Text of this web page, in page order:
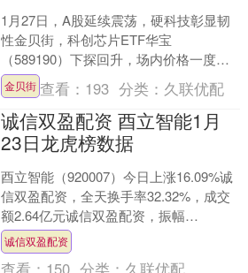
1月27日，A股延续震荡，硬科技彰显韧
性金贝街，科创芯片ETF华宝
（589190）下探回升，场内价格一度涨
近2%，现涨1.71%，东芯股份20CM涨
停，芯源微涨....
金贝街 查看： 193 分类： 久联优配
诚信双盈配资 酉立智能1月
23日龙虎榜数据
酉立智能（920007）今日上涨16.09%诚
信双盈配资，全天换手率32.32%，成交
额2.64亿元诚信双盈配资，振幅
18.80%。龙虎榜数据显示，机构净买入
3....
诚信双盈配资
查看： 150 分类： 久联优配